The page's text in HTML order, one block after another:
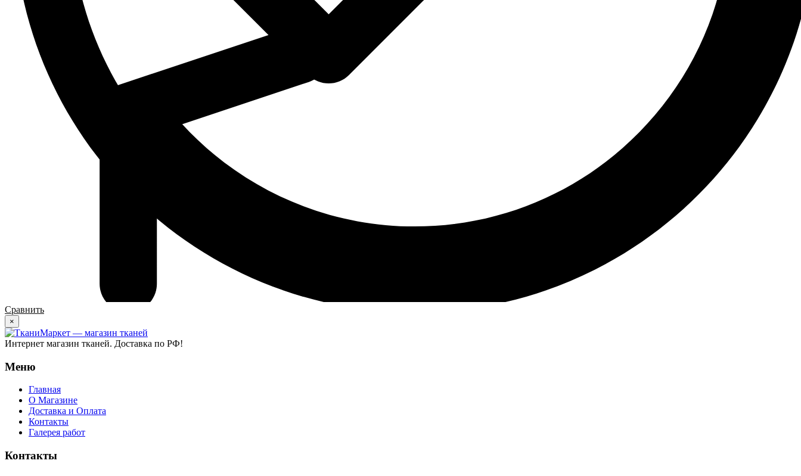
Сравнить
×
Интернет магазин тканей. Доставка по РФ!
Меню
Главная
О Магазине
Доставка и Оплата
Контакты
Галерея работ
Контакты